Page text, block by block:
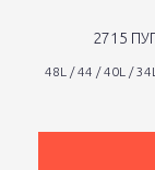
2715
48L / 44 / 40L /